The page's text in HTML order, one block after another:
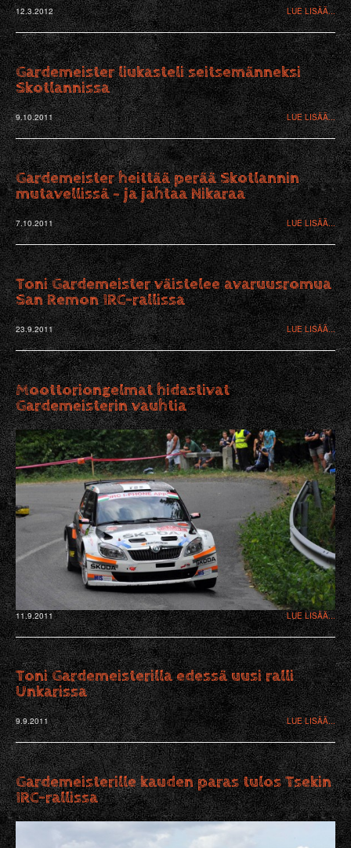
12.3.2012 LUE LISÄÄ...
Gardemeister liukasteli seitsemänneksi
Skotlannissa
9.10.2011 LUE LISÄÄ...
Gardemeister heittää perää Skotlannin
mutavellissä – ja jahtaa Nikaraa
7.10.2011 LUE LISÄÄ...
Toni Gardemeister väistelee avaruusromua
San Remon IRC-rallissa
23.9.2011 LUE LISÄÄ...
Moottoriongelmat hidastivat
Gardemeisterin vauhtia
11.9.2011 LUE LISÄÄ...
Toni Gardemeisterilla edessä uusi ralli
Unkarissa
9.9.2011 LUE LISÄÄ...
Gardemeisterille kauden paras tulos Tsekin
IRC-rallissa